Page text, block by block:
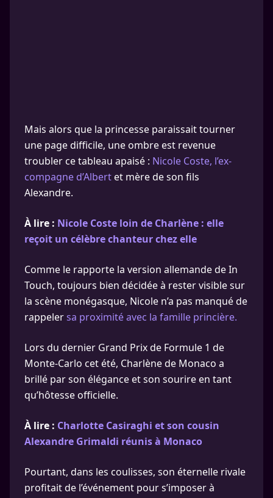
Mais alors que la princesse paraissait tourner
une page difficile, une ombre est revenue
troubler ce tableau apaisé : Nicole Coste, l’ex-
compagne d’Albert et mère de son fils
Alexandre.
À lire : Nicole Coste loin de Charlène : elle
reçoit un célèbre chanteur chez elle
Comme le rapporte la version allemande de In
Touch, toujours bien décidée à rester visible sur
la scène monégasque, Nicole n’a pas manqué de
rappelersa proximité avec la famille princière.
Lors du dernier Grand Prix de Formule 1 de
Monte-Carlo cet été, Charlène de Monaco a
brillé par son élégance et son sourire en tant
qu’hôtesse officielle.
À lire : Charlotte Casiraghi et son cousin
Alexandre Grimaldi réunis à Monaco
Pourtant, dans les coulisses, son éternelle rivale
profitait de l’événement pour s’imposer à